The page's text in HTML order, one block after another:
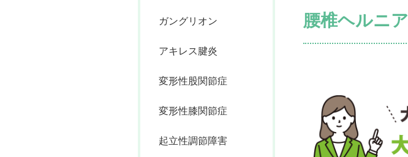
腰椎ヘルニア
ガングリオン
アキレス腱炎
変形性股関節症
変形性膝関節症
起立性調節障害